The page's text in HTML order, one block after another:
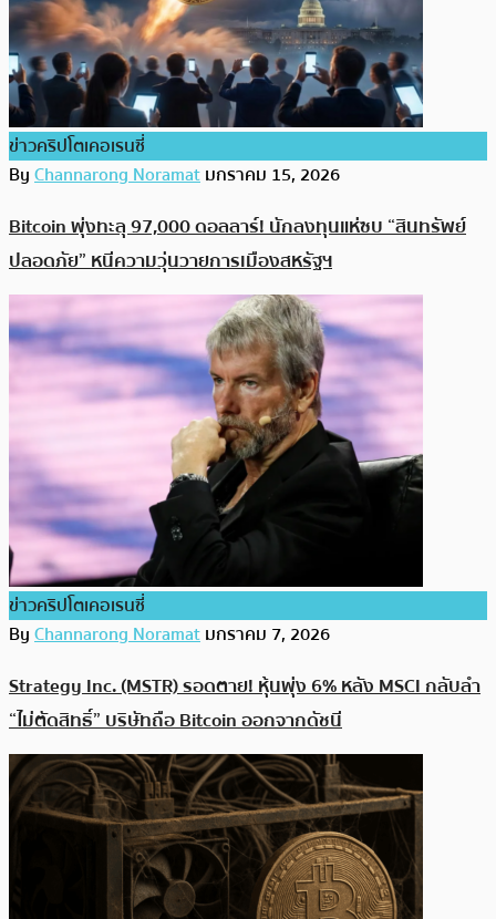
ข่าวคริปโตเคอเรนซี่
ByChannarong Noramatมกราคม 15, 2026
Bitcoin พุ่งทะลุ 97,000 ดอลลาร์! นักลงทุนแห่ซบ “สินทรัพย์
ปลอดภัย” หนีความวุ่นวายการเมืองสหรัฐฯ
ข่าวคริปโตเคอเรนซี่
ByChannarong Noramatมกราคม 7, 2026
Strategy Inc. (MSTR) รอดตาย! หุ้นพุ่ง 6% หลัง MSCI กลับลำ
“ไม่ตัดสิทธิ์” บริษัทถือ Bitcoin ออกจากดัชนี